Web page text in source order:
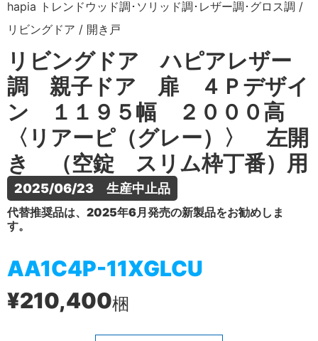
hapia トレンドウッド調･ソリッド調･レザー調･グロス調 /
リビングドア / 開き戸
リビングドア ハピアレザー
調 親子ドア 扉 ４Ｐデザイ
ン １１９５幅 ２０００高
〈リアーピ（グレー）〉 左開
き （空錠 スリム枠丁番）用
2025/06/23　生産中止品
代替推奨品は、2025年6月発売の新製品をお勧めしま
す。
AA1C4P-11XGLCU
¥210,400梱